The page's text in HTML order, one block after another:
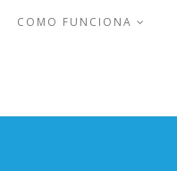
COMO FUNCIONA